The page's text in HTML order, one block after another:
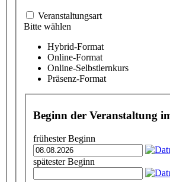
Veranstaltungsart
Bitte wählen
Hybrid-Format
Online-Format
Online-Selbstlernkurs
Präsenz-Format
Beginn der Veranstaltung
frühester Beginn
spätester Beginn